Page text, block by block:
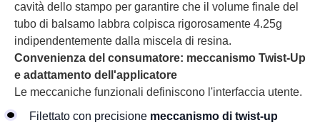
cavità dello stampo per garantire che il volume finale del
tubo di balsamo labbra colpisca rigorosamente 4.25g
indipendentemente dalla miscela di resina.
Convenienza del consumatore: meccanismo Twist-Up
e adattamento dell'applicatore
Le meccaniche funzionali definiscono l'interfaccia utente.
Filettato con precisione meccanismo di twist-up